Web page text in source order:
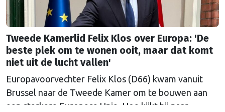
Tweede Kamerlid Felix Klos over Europa: 'De
beste plek om te wonen ooit, maar dat komt
niet uit de lucht vallen'
Europavoorvechter Felix Klos (D66) kwam vanuit
Brussel naar de Tweede Kamer om te bouwen aan
een sterkere Europese Unie. Hoe kijkt hij naar